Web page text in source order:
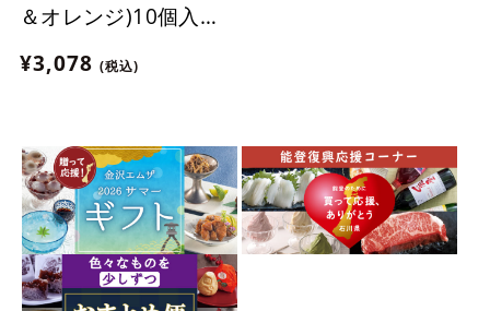
＆オレンジ)10個入
【おまとめ便対象】
¥3,078 (税込)